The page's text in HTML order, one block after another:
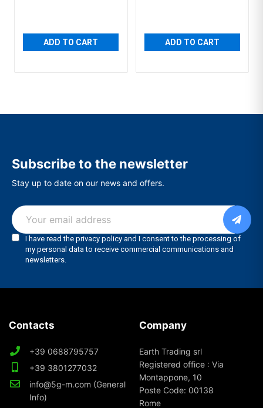
ADD TO CART ADD TO CART
Subscribe to the newsletter
Stay up to date on our news and offers.
Contacts
+39 0688795757
+39 3801277032
info@5g-m.com (General
Info)
Company
Earth Trading srl
Registered office : Via
Montappone, 10
Poste Code: 00138
Rome